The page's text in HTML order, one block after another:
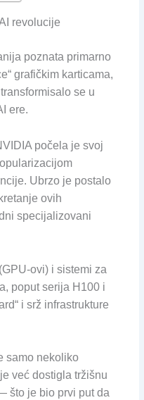
revolucije
poznata primarno
grafičkim karticama,
se u
ere.
počela je svoj
Ubrzo je postalo
ovih
specijalizovani
ovi) i sistemi za
poput serija H100 i
i srž infrastrukture
samo nekoliko
već dostigla tržišnu
što je bio prvi put da